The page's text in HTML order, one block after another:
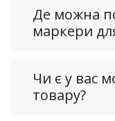
Де можна
маркери
Чи є у вас
товару?